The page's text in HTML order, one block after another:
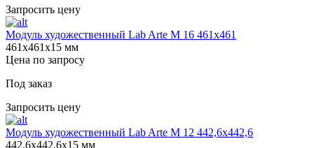
Запросить цену
Модуль художественный Lab Arte М 16 461х461
461х461х15 мм
Цена по запросу
Под заказ
Запросить цену
Модуль художественный Lab Arte М 12 442,6х442,6
442.6х442.6х15 мм